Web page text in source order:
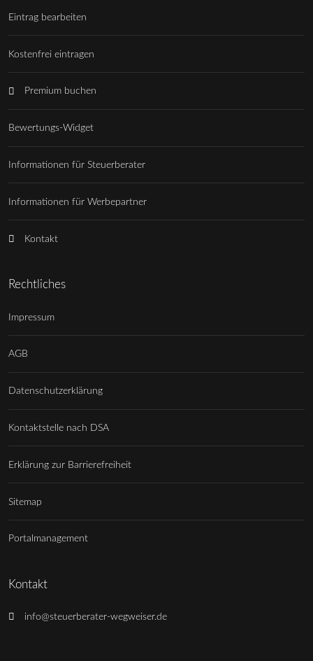
Eintrag bearbeiten
Kostenfrei eintragen
Premium buchen
Bewertungs-Widget
Informationen für Steuerberater
Informationen für Werbepartner
Kontakt
Rechtliches
Impressum
AGB
Datenschutzerklärung
Kontaktstelle nach DSA
Erklärung zur Barrierefreiheit
Sitemap
Portalmanagement
Kontakt
info@steuerberater-wegweiser.de